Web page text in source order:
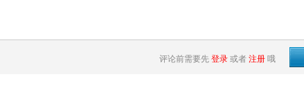
评论前需要先 登录 或者 注册 哦